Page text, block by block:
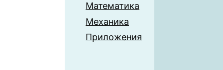
Математика
Механика
Приложения